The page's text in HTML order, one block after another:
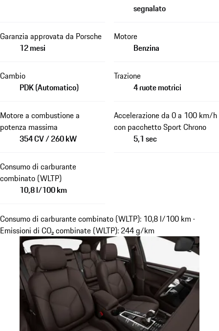
segnalato
Garanzia approvata da Porsche
12 mesi
Motore
Benzina
Cambio
PDK (Automatico)
Trazione
4 ruote motrici
Motore a combustione a
potenza massima
354 CV / 260 kW
Accelerazione da 0 a 100 km/h
con pacchetto Sport Chrono
5,1 sec
Consumo di carburante
combinato (WLTP)
10,8 l/100 km
Consumo di carburante combinato (WLTP): 10,8 l/100 km ·
Emissioni di CO₂ combinate (WLTP): 244 g/km